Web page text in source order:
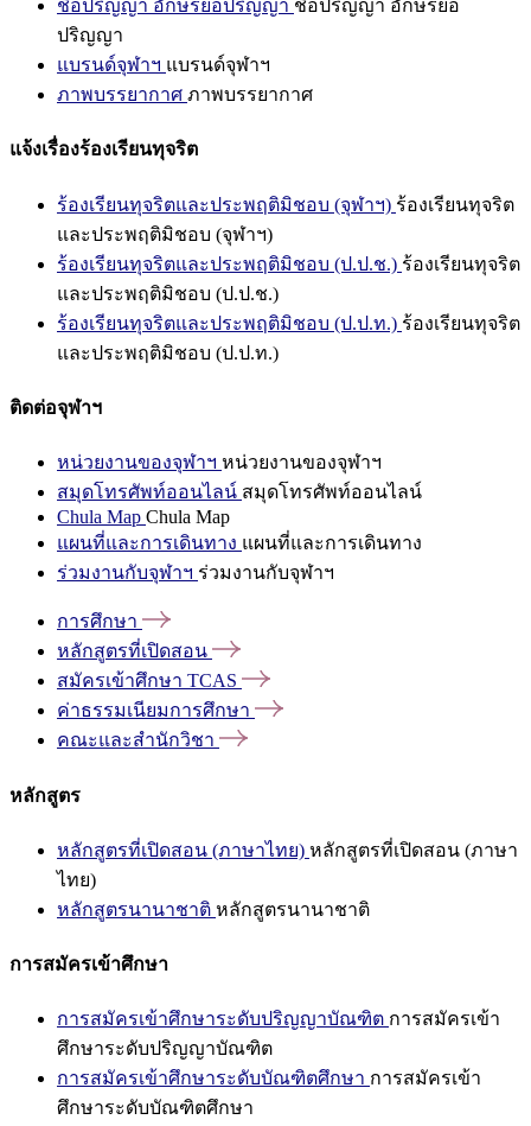
ชื่อปริญญา อักษรย่อปริญญา ชื่อปริญญา อักษรย่อ
ปริญญา
แบรนด์จุฬาฯ แบรนด์จุฬาฯ
ภาพบรรยากาศ ภาพบรรยากาศ
แจ้งเรื่องร้องเรียนทุจริต
ร้องเรียนทุจริตและประพฤติมิชอบ (จุฬาฯ) ร้องเรียนทุจริต
และประพฤติมิชอบ (จุฬาฯ)
ร้องเรียนทุจริตและประพฤติมิชอบ (ป.ป.ช.) ร้องเรียนทุจริต
และประพฤติมิชอบ (ป.ป.ช.)
ร้องเรียนทุจริตและประพฤติมิชอบ (ป.ป.ท.) ร้องเรียนทุจริต
และประพฤติมิชอบ (ป.ป.ท.)
ติดต่อจุฬาฯ
หน่วยงานของจุฬาฯ หน่วยงานของจุฬาฯ
สมุดโทรศัพท์ออนไลน์ สมุดโทรศัพท์ออนไลน์
Chula Map Chula Map
แผนที่และการเดินทาง แผนที่และการเดินทาง
ร่วมงานกับจุฬาฯ ร่วมงานกับจุฬาฯ
การศึกษา
หลักสูตรที่เปิดสอน
สมัครเข้าศึกษา TCAS
ค่าธรรมเนียมการศึกษา
คณะและสำนักวิชา
หลักสูตร
หลักสูตรที่เปิดสอน (ภาษาไทย) หลักสูตรที่เปิดสอน (ภาษา
ไทย)
หลักสูตรนานาชาติ หลักสูตรนานาชาติ
การสมัครเข้าศึกษา
การสมัครเข้าศึกษาระดับปริญญาบัณฑิต การสมัครเข้า
ศึกษาระดับปริญญาบัณฑิต
การสมัครเข้าศึกษาระดับบัณฑิตศึกษา การสมัครเข้า
ศึกษาระดับบัณฑิตศึกษา